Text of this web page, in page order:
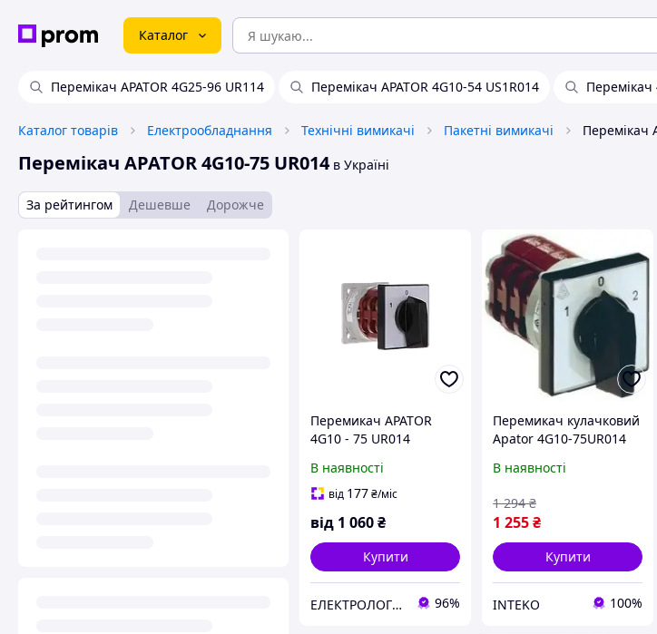
Каталог
Перемікач APATOR 4G25-96 UR114 Перемікач APATOR 4G10-54 US1R014 Перемікач
Каталог товарів Електрообладнання Технічні вимикачі Пакетні вимикачі Перемікач
Перемікач APATOR 4G10-75 UR014 в Україні
За рейтингом Дешевше Дорожче
Перемикач APATOR
4G10 - 75 UR014
В наявності
від 177₴/міс
від 1 060₴
Купити
ЕЛЕКТРОЛОГІСТИК 96%
Перемикач кулачковий
Apator 4G10-75UR014
В наявності
1 255₴
1 294 ₴
Купити
INTEKO 100%